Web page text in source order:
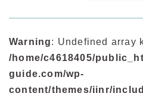
Warning: Undefined array
/home/c4618405/
guide.com/wp-
content/themes/jinr/